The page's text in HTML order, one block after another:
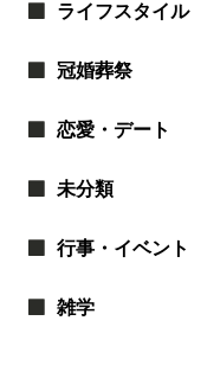
ライフスタイル
冠婚葬祭
恋愛・デート
未分類
行事・イベント
雑学